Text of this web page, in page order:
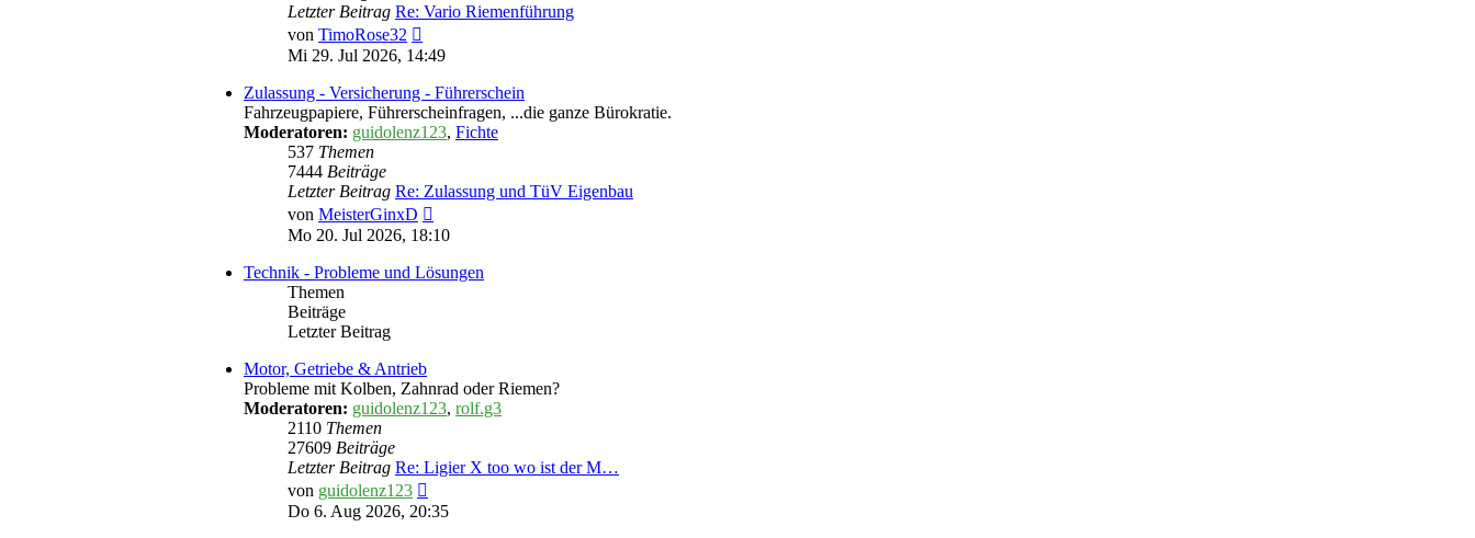
Letzter Beitrag Re: Vario Riemenführung
von TimoRose32
Beitrag
Mi 29. Jul 2026, 14:49
Zulassung - Versicherung - Führerschein
Fahrzeugpapiere, Führerscheinfragen, ...die ganze Bürokratie.
Moderatoren: guidolenz123, Fichte
537 Themen
7444 Beiträge
Letzter Beitrag Re: Zulassung und TüV Eigenbau
von MeisterGinxD
Beitrag
Mo 20. Jul 2026, 18:10
Technik - Probleme und Lösungen
Themen
Beiträge
Letzter Beitrag
Motor, Getriebe & Antrieb
Probleme mit Kolben, Zahnrad oder Riemen?
Moderatoren: guidolenz123, rolf.g3
2110 Themen
27609 Beiträge
Letzter Beitrag Re: Ligier X too wo ist der M…
von guidolenz123
Beitrag
Do 6. Aug 2026, 20:35